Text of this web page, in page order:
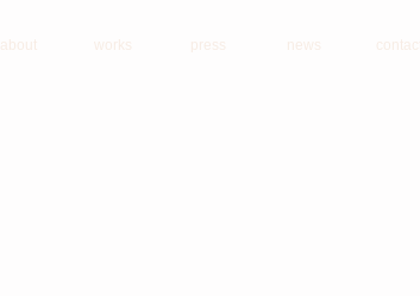
about works press news contact